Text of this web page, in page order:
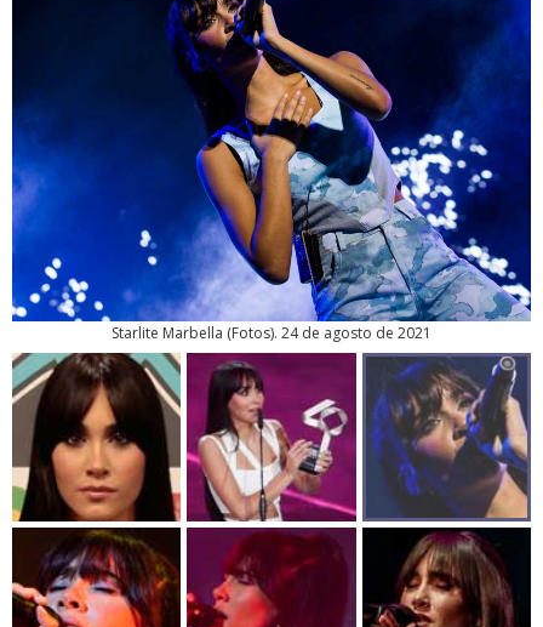
Starlite Marbella (Fotos). 24 de agosto de 2021